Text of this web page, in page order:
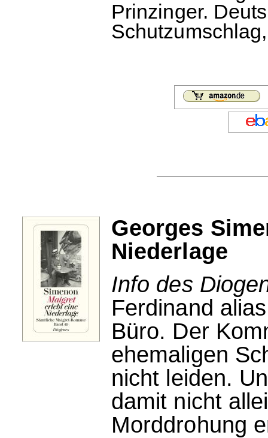
Prinzinger.
Georges
Niederlage
Info des
Ferdinand
Büro. Der
ehemaligen
nicht leiden.
damit nicht
Morddrohung